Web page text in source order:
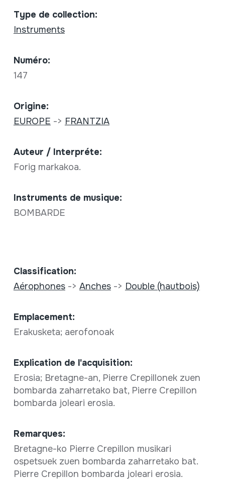
Type de collection:
Instruments
Numéro:
147
Origine:
EUROPE -> FRANTZIA
Auteur / Interpréte:
Forig markakoa.
Instruments de musique:
BOMBARDE
Classification:
Aérophones-> Anches-> Double (hautbois)
Emplacement:
Erakusketa; aerofonoak
Explication de l'acquisition:
Erosia; Bretagne-an, Pierre Crepillonek zuen
bombarda zaharretako bat, Pierre Crepillon
bombarda joleari erosia.
Remarques:
Bretagne-ko Pierre Crepillon musikari
ospetsuek zuen bombarda zaharretako bat.
Pierre Crepillon bombarda joleari erosia.